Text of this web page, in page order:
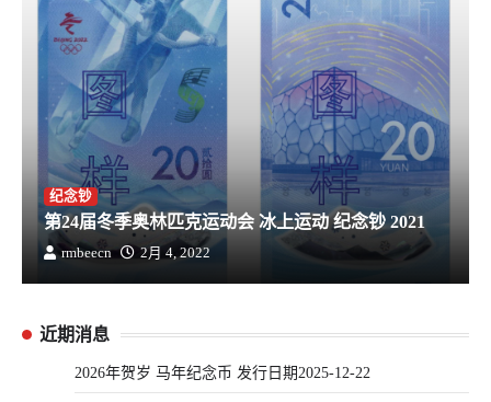
纪念钞
第24届冬季奥林匹克运动会 冰上运动 纪念钞 2021
rmbeecn 2月 4, 2022
近期消息
2026年贺岁 马年纪念币 发行日期2025-12-22